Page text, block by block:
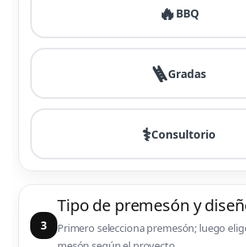
🔥 BBQ
🪜Gradas
⚕️Consultorio
3
Tipo de premesón y
Primero selecciona premesón; luego